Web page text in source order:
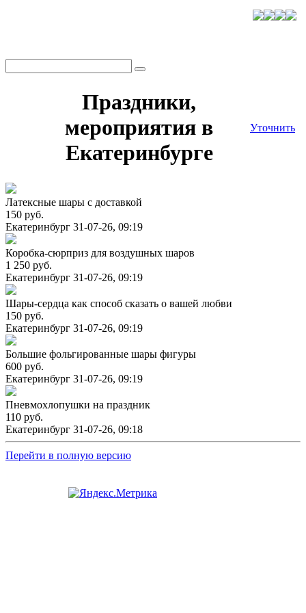
Праздники,
мероприятия в
Екатеринбурге
Уточнить
Латексные шары с доставкой
150 руб.
Екатеринбург 31-07-26, 09:19
Коробка-сюрприз для воздушных шаров
1 250 руб.
Екатеринбург 31-07-26, 09:19
Шары-сердца как способ сказать о вашей любви
150 руб.
Екатеринбург 31-07-26, 09:19
Большие фольгированные шары фигуры
600 руб.
Екатеринбург 31-07-26, 09:19
Пневмохлопушки на праздник
110 руб.
Екатеринбург 31-07-26, 09:18
Перейти в полную версию